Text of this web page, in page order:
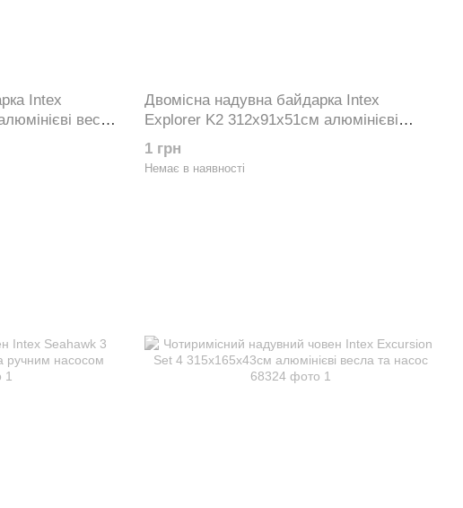
Intex
весла
Двомісна надувна байдарка Intex
Explorer K2 312х91х51см алюмінієві
весла та насос 68307
1 грн
Немає в наявності